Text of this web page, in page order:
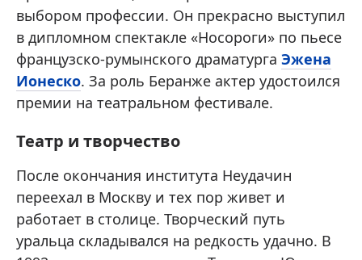
выбором профессии. Он прекрасно выступил
в дипломном спектакле «Носороги» по пьесе
французско-румынского драматурга Эжена
Ионеско. За роль Беранже актер удостоился
премии на театральном фестивале.
Театр и творчество
После окончания института Неудачин
переехал в Москву и тех пор живет и
работает в столице. Творческий путь
уральца складывался на редкость удачно. В